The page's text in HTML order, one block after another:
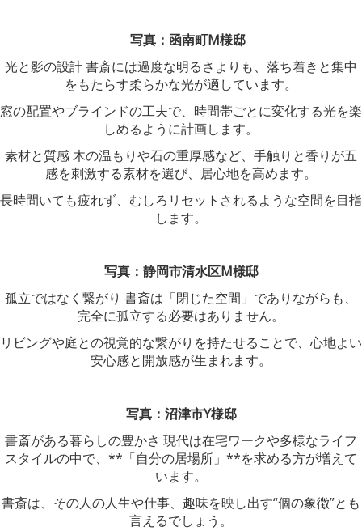
写真：函南町M様邸
光と影の設計 書斎には過度な明るさよりも、落ち着きと集中
をもたらす柔らかな光が適しています。
窓の配置やブラインドの工夫で、時間帯ごとに変化する光を楽
しめるように計画します。
素材と質感 木の温もりや石の重厚感など、手触りと香りが五
感を刺激する素材を選び、居心地を高めます。
長時間いても疲れず、むしろリセットされるような空間を目指
します。
写真：静岡市清水区M様邸
孤立ではなく繋がり 書斎は「閉じた空間」でありながらも、
完全に孤立する必要はありません。
リビングや庭との視覚的な繋がりを持たせることで、心地よい
安心感と開放感が生まれます。
写真：沼津市Y様邸
書斎がある暮らしの豊かさ 現代は在宅ワークや多様なライフ
スタイルの中で、**「自分の居場所」**を求める方が増えて
います。
書斎は、その人の人生や仕事、趣味を映し出す“個の象徴”とも
言えるでしょう。